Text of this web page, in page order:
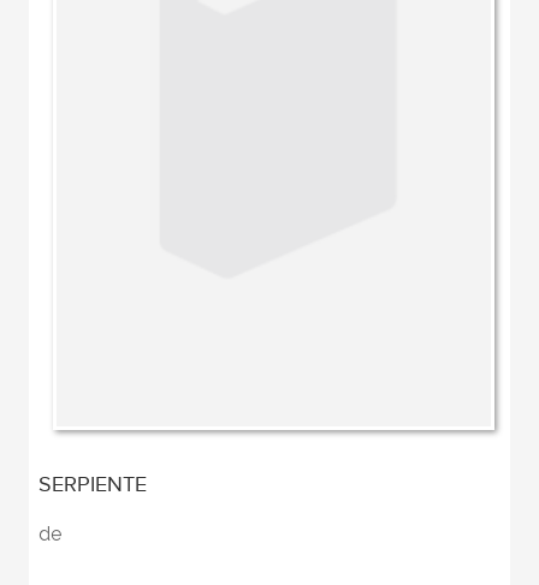
SERPIENTE
de